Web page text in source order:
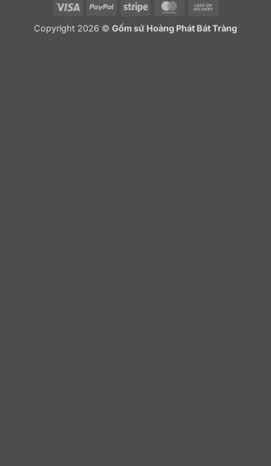
Visa PayPal Stripe MasterCard
Delivery
Copyright 2026 © Gốm sứ Hoàng Phát Bát Tràng